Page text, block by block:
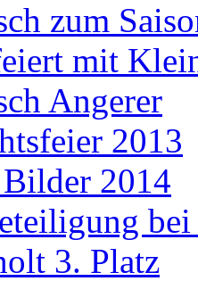
zum
mit
Angerer
2013
2014
bei
3. Platz